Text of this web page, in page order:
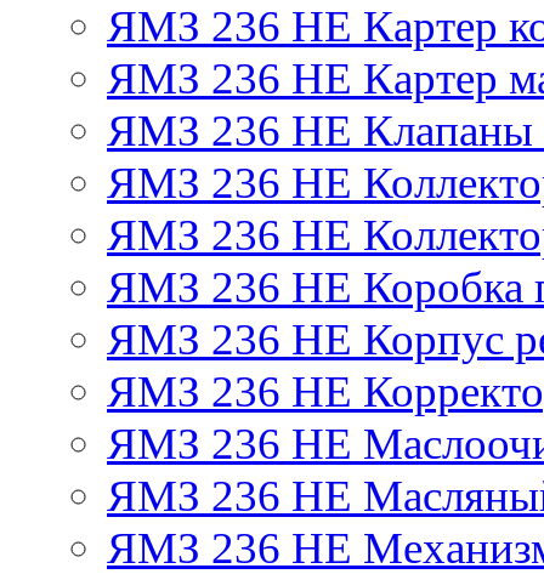
ЯМЗ 236 НЕ Картер
ЯМЗ 236 НЕ Картер
ЯМЗ 236 НЕ Клапаны
ЯМЗ 236 НЕ
ЯМЗ 236 НЕ
ЯМЗ 236 НЕ Коробка
ЯМЗ 236 НЕ Корпус
ЯМЗ 236 НЕ
ЯМЗ 236 НЕ
ЯМЗ 236 НЕ Масляный
ЯМЗ 236 НЕ